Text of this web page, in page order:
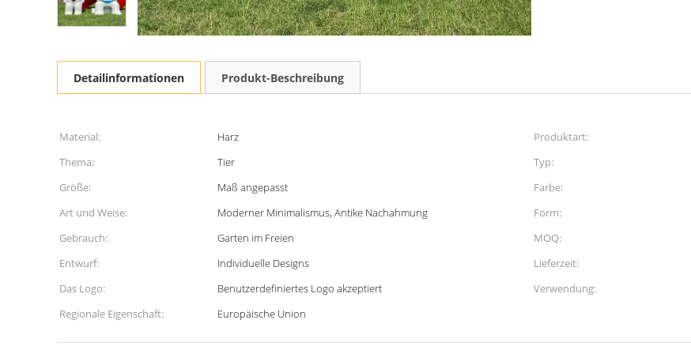
Detailinformationen Produkt-Beschreibung
Material: Harz Produktart:
Thema:
Tier Typ:
Größe:
Maß angepasst Farbe:
Art und Weise:
Moderner Minimalismus, Antike Nachahmung Form:
Gebrauch:
Garten im Freien MOQ:
Entwurf:
Individuelle Designs Lieferzeit:
Das Logo:
Benutzerdefiniertes Logo akzeptiert Verwendung:
Regionale Eigenschaft:
Europäische Union